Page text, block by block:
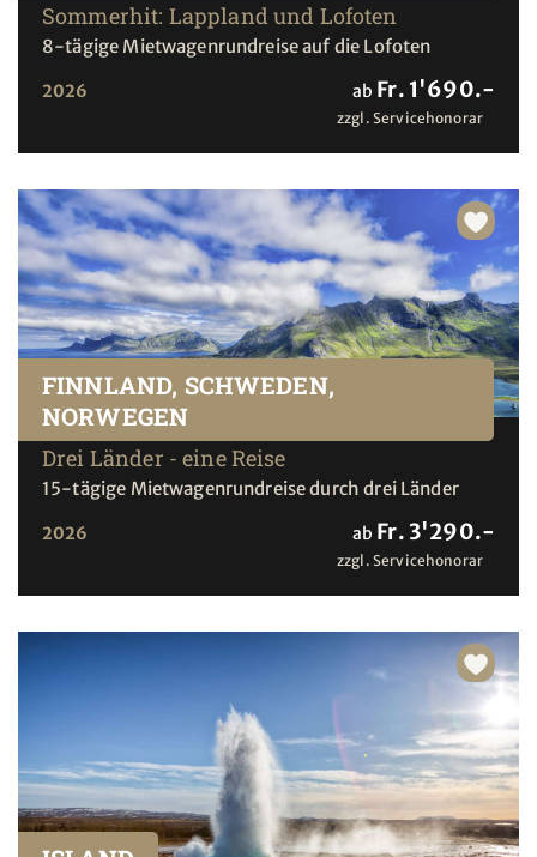
Sommerhit: Lappland und Lofoten
8-tägige Mietwagenrundreise auf die Lofoten
2026 ab Fr. 1'690.-
zzgl. Servicehonorar
FINNLAND, SCHWEDEN,
NORWEGEN
Drei Länder - eine Reise
15-tägige Mietwagenrundreise durch drei Länder
2026 ab Fr. 3'290.-
zzgl. Servicehonorar